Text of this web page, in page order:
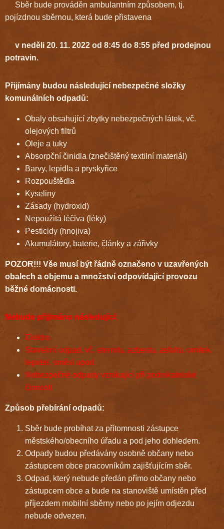
Sběr bude prováděn ambulantním způsobem, tj.
pojízdnou sběrnou, která bude přistavena
v neděli 20. 11. 2022 od 8:45 do 8:55 před prodejnou
potravin.
Přijímány budou následující nebezpečné složky
komunálních odpadů:
Obaly obsahující zbytky nebezpečných látek, vč.
olejových filtrů
Oleje a tuky
Absorpční činidla (znečištěný textilní materiál)
Barvy, lepidla a pryskyřice
Rozpouštědla
Kyseliny
Zásady (hydroxid)
Nepoužitá léčiva (léky)
Pesticidy (hnojiva)
Akumulátory, baterie, články a zářivky
POZOR!!! Vše musí být řádně označeno v uzavřených
obalech a objemu a množství odpovídající provozu
běžné domácnosti.
Nebude přijímáno následující:
Elektro
Stavební odpad, vč. eternitu, azbestu, asfaltu, omítek,
lepidel, směsí apod.
Nebezpečné odpady vznikající při podnikatelské
činnosti
Způsob přebírání odpadů:
Sběr bude probíhat za přítomnosti zástupce
městského/obecního úřadu a pod jeho dohledem.
Odpady budou předávány osobně občany nebo
zástupcem obce pracovníkům zajišťujícím sběr.
Odpad, který nebude předán přímo občany nebo
zástupcem obce a bude na stanoviště umístěn před
příjezdem mobilní sběrny nebo po jejím odjezdu
nebude odvezen.